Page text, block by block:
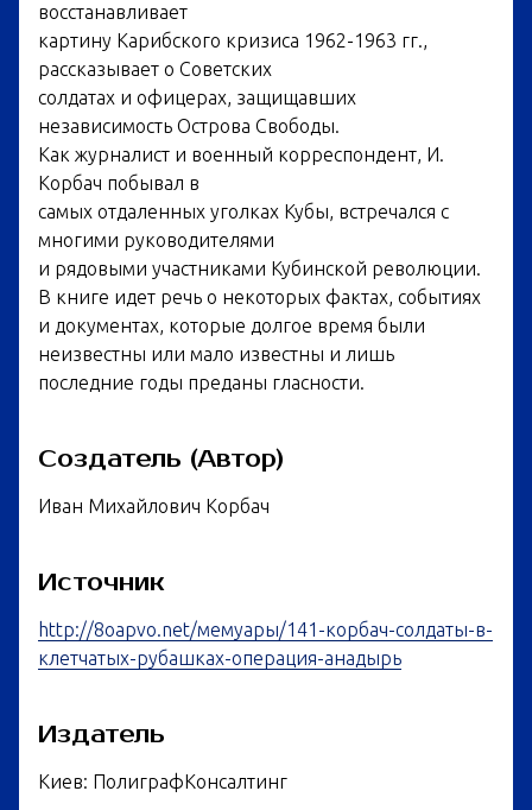
восстанавливает
картину Карибского кризиса 1962-1963 гг.,
рассказывает о Советских
солдатах и офицерах, защищавших
независимость Острова Свободы.
Как журналист и военный корреспондент, И.
Корбач побывал в
самых отдаленных уголках Кубы, встречался с
многими руководителями
и рядовыми участниками Кубинской революции.
В книге идет речь о некоторых фактах, событиях
и документах, которые долгое время были
неизвестны или мало известны и лишь
последние годы преданы гласности.
Создатель (Автор)
Иван Михайлович Корбач
Источник
http://8oapvo.net/мемуары/141-корбач-солдаты-в-
клетчатых-рубашках-операция-анадырь
Издатель
Киев: ПолиграфКонсалтинг